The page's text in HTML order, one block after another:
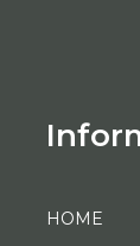
HOME